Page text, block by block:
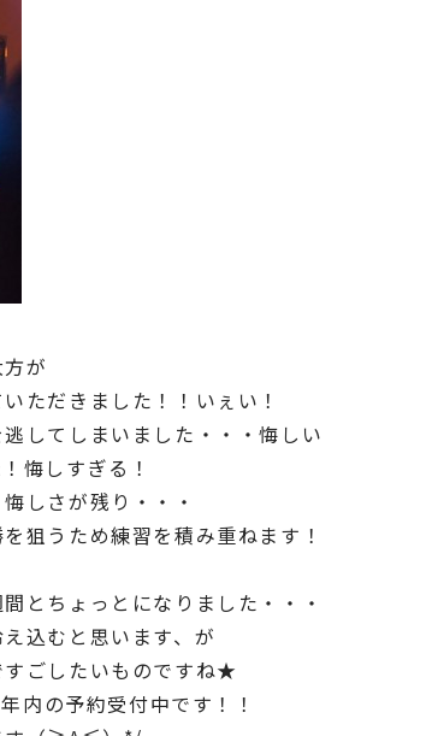
が
ただきました！！いぇい！
してしまいました・・・悔しい
悔しすぎる！
しさが残り・・・
狙うため練習を積み重ねます！
とちょっとになりました・・・
込むと思います、が
ごしたいものですね★
内の予約受付中です！！